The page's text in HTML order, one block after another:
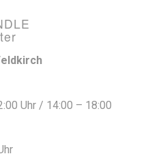
Uhr / 14:00 – 18:00